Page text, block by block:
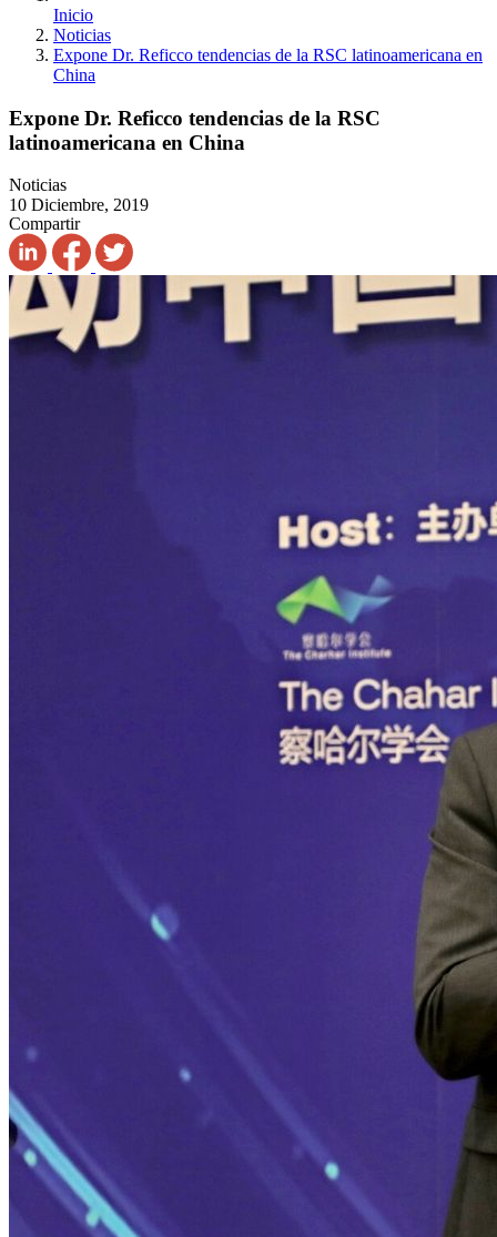
Inicio
Noticias
Expone Dr. Reficco tendencias de la RSC latinoamericana en
China
Expone Dr. Reficco tendencias de la RSC
latinoamericana en China
Noticias
10 Diciembre, 2019
Compartir